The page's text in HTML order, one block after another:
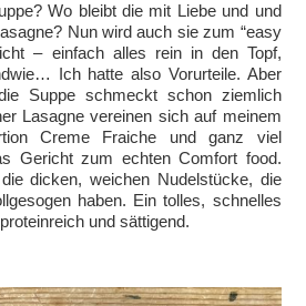
Wo bleibt die mit Liebe und und
Nun wird auch sie zum “easy
– einfach alles rein in den Topf,
Ich hatte also Vorurteile. Aber
Suppe schmeckt schon ziemlich
Lasagne vereinen sich auf meinem
Creme Fraiche und ganz viel
Gericht zum echten Comfort food.
dicken, weichen Nudelstücke, die
haben. Ein tolles, schnelles
und sättigend.